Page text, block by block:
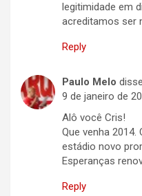
legitimidade em
acreditamos ser
Reply
Paulo Melo
9 de janeiro de
Alô você Cris!
Que venha
estádio novo
Esperanças
Reply